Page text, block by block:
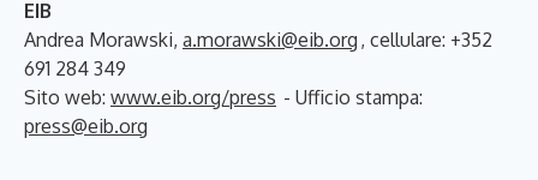
EIB
Andrea Morawski, a.morawski@eib.org , cellulare: +352
691 284 349
Sito web: www.eib.org/press - Ufficio stampa:
press@eib.org